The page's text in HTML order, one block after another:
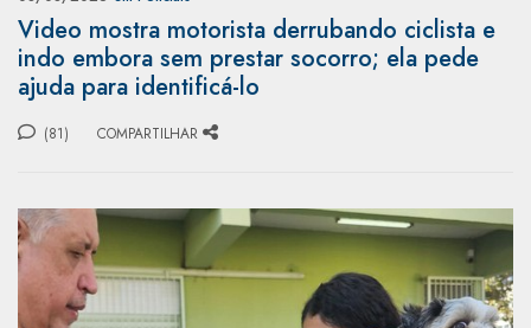
Video mostra motorista derrubando ciclista e
indo embora sem prestar socorro; ela pede
ajuda para identificá-lo
(81) COMPARTILHAR